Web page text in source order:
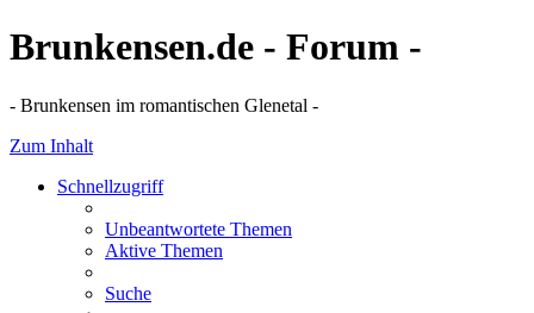
Brunkensen.de - Forum -
- Brunkensen im romantischen Glenetal -
Zum Inhalt
Schnellzugriff
Unbeantwortete Themen
Aktive Themen
Suche